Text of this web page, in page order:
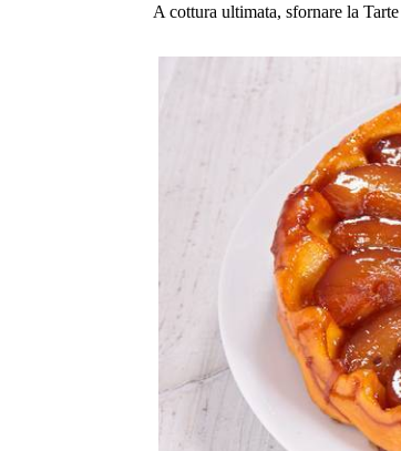
A cottura ultimata, sfornare la